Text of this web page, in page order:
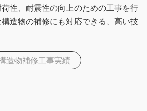
性、耐震性の向上のための工事を行
造物の補修にも対応できる、高い技
造物補修工事実績